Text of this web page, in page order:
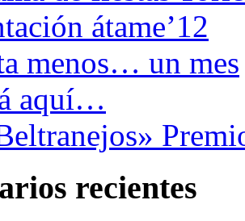
átame’12
menos… un mes
aquí…
recientes